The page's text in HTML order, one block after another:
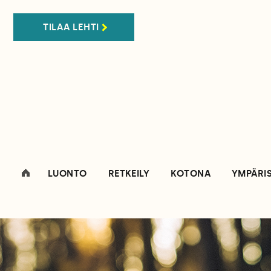
TILAA LEHTI
LUONTO RETKEILY KOTONA